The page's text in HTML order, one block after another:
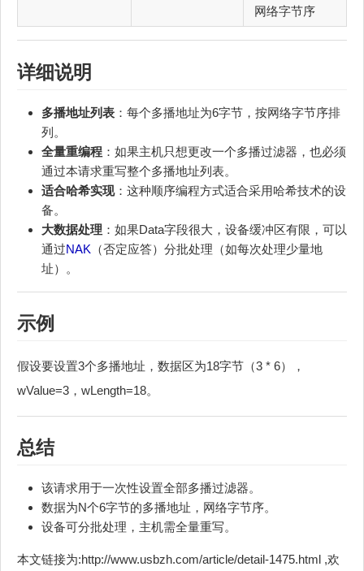
网络字节序
详细说明
多播地址列表 ：每个多播地址为6字节，按网络字节序排
列。
全量重编程 ：如果主机只想更改一个多播过滤器，也必须
通过本请求重写整个多播地址列表。
适合哈希实现：这种顺序编程方式适合采用哈希技术的设
备。
大数据处理 ：如果Data字段很大，设备缓冲区有限，可以
通过NAK （否定应答）分批处理（如每次处理少量地
址）。
示例
假设要设置3个多播地址，数据区为18字节（3 * 6），
wValue=3，wLength=18。
总结
该请求用于一次性设置全部多播过滤器。
数据为N个6字节的多播地址，网络字节序。
设备可分批处理，主机需全量重写。
本文链接为:http://www.usbzh.com/article/detail-1475.html ,欢